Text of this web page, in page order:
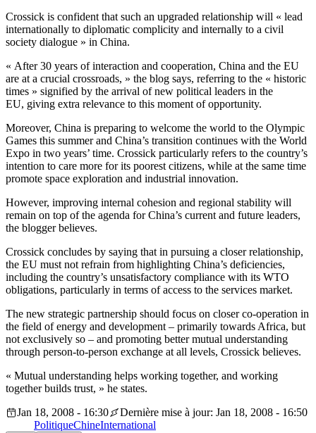
Crossick is confident that such an upgraded relationship will « lead
internationally to diplomatic complicity and internally to a civil
society dialogue » in China.
« After 30 years of interaction and cooperation, China and the EU
are at a crucial crossroads, » the blog says, referring to the « historic
times » signified by the arrival of new political leaders in the
EU, giving extra relevance to this moment of opportunity.
Moreover, China is preparing to welcome the world to the Olympic
Games this summer and China’s transition continues with the World
Expo in two years’ time. Crossick particularly refers to the country’s
intention to care more for its poorest citizens, while at the same time
promote space exploration and industrial innovation.
However, improving internal cohesion and regional stability will
remain on top of the agenda for China’s current and future leaders,
the blogger believes.
Crossick concludes by saying that in pursuing a closer relationship,
the EU must not refrain from highlighting China’s deficiencies,
including the country’s unsatisfactory compliance with its WTO
obligations, particularly in terms of access to the services market.
The new strategic partnership should focus on closer co-operation in
the field of energy and development – primarily towards Africa, but
not exclusively so – and promoting better mutual understanding
through person-to-person exchange at all levels, Crossick believes.
« Mutual understanding helps working together, and working
together builds trust, » he states.
Jan 18, 2008 - 16:30
Dernière mise à jour: Jan 18, 2008 - 16:50
PolitiqueChineInternational